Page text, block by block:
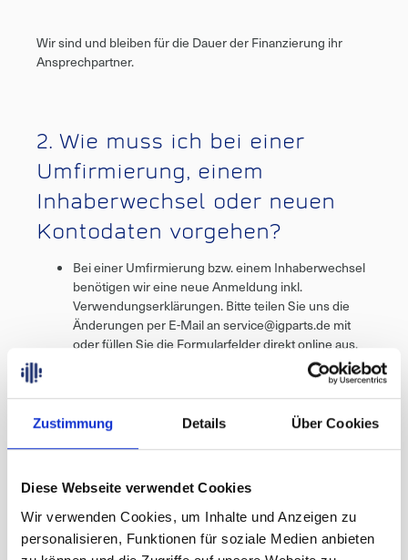
Zustimmung Details Über Cookies
Diese Webseite verwendet Cookies
Wir verwenden Cookies, um Inhalte und Anzeigen zu
personalisieren, Funktionen für soziale Medien anbieten
Wir sind und bleiben für die Dauer der Finanzierung ihr
Ansprechpartner.
2. Wie muss ich bei einer
Umfirmierung, einem
Inhaberwechsel oder neuen
Kontodaten vorgehen?
Bei einer Umfirmierung bzw. einem Inhaberwechsel
benötigen wir eine neue Anmeldung inkl.
Verwendungserklärungen. Bitte teilen Sie uns die
Änderungen per E-Mail an service@igparts.de mit
oder füllen Sie die Formularfelder direkt online aus.
Wir schicken Ihnen die neuen Unterlagen zur
Zur Änderung Ihrer Kontodaten füllen Sie bitte die
Formularfelder direkt online aus. Wir schicken Ihnen
3. Ich habe mich für die